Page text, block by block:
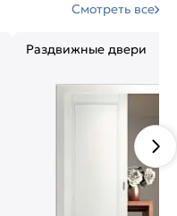
Смотреть все
Раздвижные двери